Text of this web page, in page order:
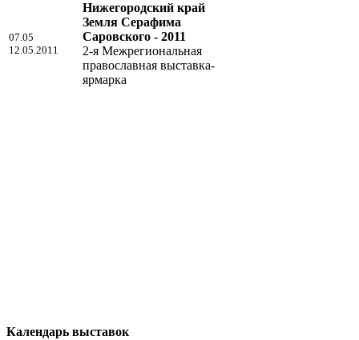
07.05
12.05.2011
Нижегородский край
Земля Серафима
Саровского - 2011
2-я Межрегиональная
православная выставка-
ярмарка
Календарь выставок